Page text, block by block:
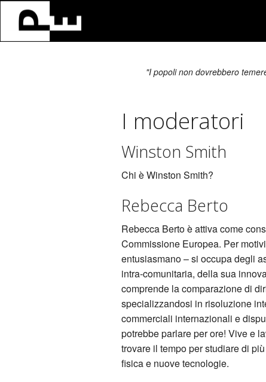
"I popoli non dovrebbero
I moderatori
Winston Smith
Chi è Winston Smith?
Rebecca Berto
Rebecca Berto è attiva come
Commissione Europea. Per
entusiasmano – si occupa degli
intra-comunitaria, della sua
comprende la comparazione di
specializzandosi in risoluzione
commerciali internazionali e
potrebbe parlare per ore! Vive e
trovare il tempo per studiare di
fisica e nuove tecnologie.